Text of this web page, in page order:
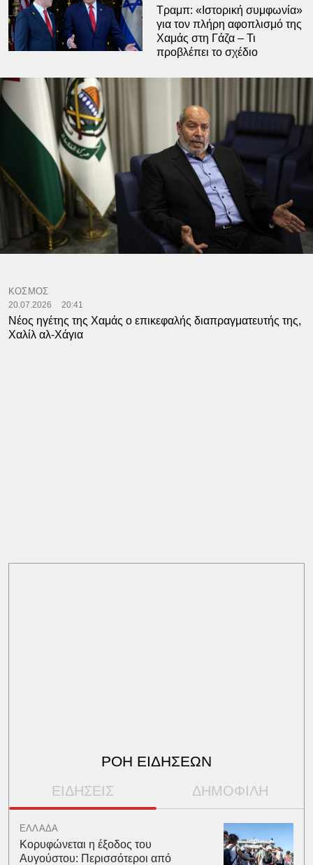
Τραμπ: «Ιστορική συμφωνία»
για τον πλήρη αφοπλισμό της
Χαμάς στη Γάζα – Τι
προβλέπει το σχέδιο
ΚΟΣΜΟΣ
20.07.2026 20:41
Νέος ηγέτης της Χαμάς ο επικεφαλής διαπραγματευτής της,
Χαλίλ αλ-Χάγια
ΡΟΗ ΕΙΔΗΣΕΩΝ
ΕΙΔΗΣΕΙΣ ΔΗΜΟΦΙΛΗ
ΕΛΛΑΔΑ
Κορυφώνεται η έξοδος του
Αυγούστου: Περισσότεροι από